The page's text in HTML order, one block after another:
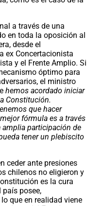
a través de una
en toda la oposición al
desde el
ex Concertacionista
y el Frente Amplio. Si
óptimo para
el ministro
hemos acordado iniciar
Constitución.
que hacer
fórmula es a través
amplia participación de
tener un plebiscito
ceder ante presiones
chilenos no eligieron y
es la cura
posee,
que en realidad viene